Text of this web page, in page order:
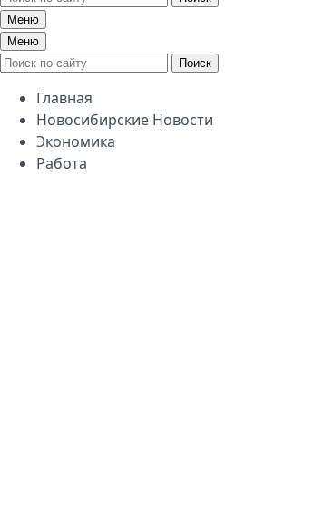
Меню
Меню
Поиск
Главная
Новосибирские Новости
Экономика
Работа